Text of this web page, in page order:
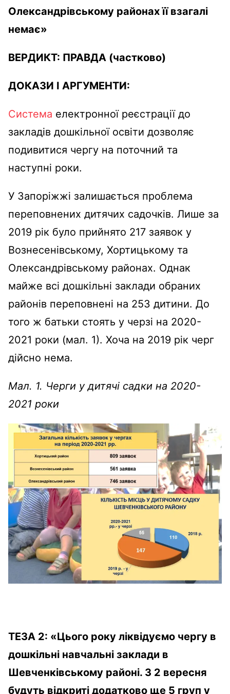
Олександрівському районах її взагалі
немає»
ВЕРДИКТ: ПРАВДА (частково)
ДОКАЗИ І АРГУМЕНТИ:
Система електронної реєстрації до
закладів дошкільної освіти дозволяє
подивитися чергу на поточний та
наступні роки.
У Запоріжжі залишається проблема
переповнених дитячих садочків. Лише за
2019 рік було прийнято 217 заявок у
Вознесенівському, Хортицькому та
Олександрівському районах. Однак
майже всі дошкільні заклади обраних
районів переповнені на 253 дитини. До
того ж батьки стоять у черзі на 2020-
2021 роки (мал. 1). Хоча на 2019 рік черг
дійсно нема.
Мал. 1. Черги у дитячі садки на 2020-
2021 роки
ТЕЗА 2: «Цього року ліквідуємо чергу в
дошкільні навчальні заклади в
Шевченківському районі. З 2 вересня
будуть відкриті додатково ще 5 груп у